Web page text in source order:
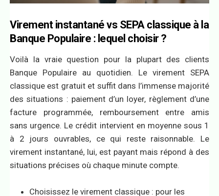
Virement instantané vs SEPA classique à la
Banque Populaire : lequel choisir ?
Voilà la vraie question pour la plupart des clients
Banque Populaire au quotidien. Le virement SEPA
classique est gratuit et suffit dans l’immense majorité
des situations : paiement d’un loyer, règlement d’une
facture programmée, remboursement entre amis
sans urgence. Le crédit intervient en moyenne sous 1
à 2 jours ouvrables, ce qui reste raisonnable. Le
virement instantané, lui, est payant mais répond à des
situations précises où chaque minute compte.
Choisissez le virement classique : pour les